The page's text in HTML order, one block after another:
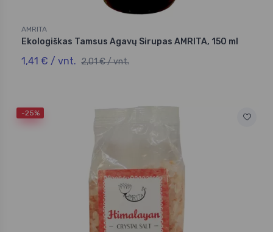
AMRITA
Ekologiškas Tamsus Agavų Sirupas AMRITA, 150 ml
1,41 € / vnt. 2,01 € / vnt.
-25%